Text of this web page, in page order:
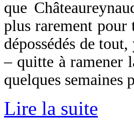
que
plus rarement pour
dépossédés de
– quitte à ramener
quelques semaines
Lire la suite